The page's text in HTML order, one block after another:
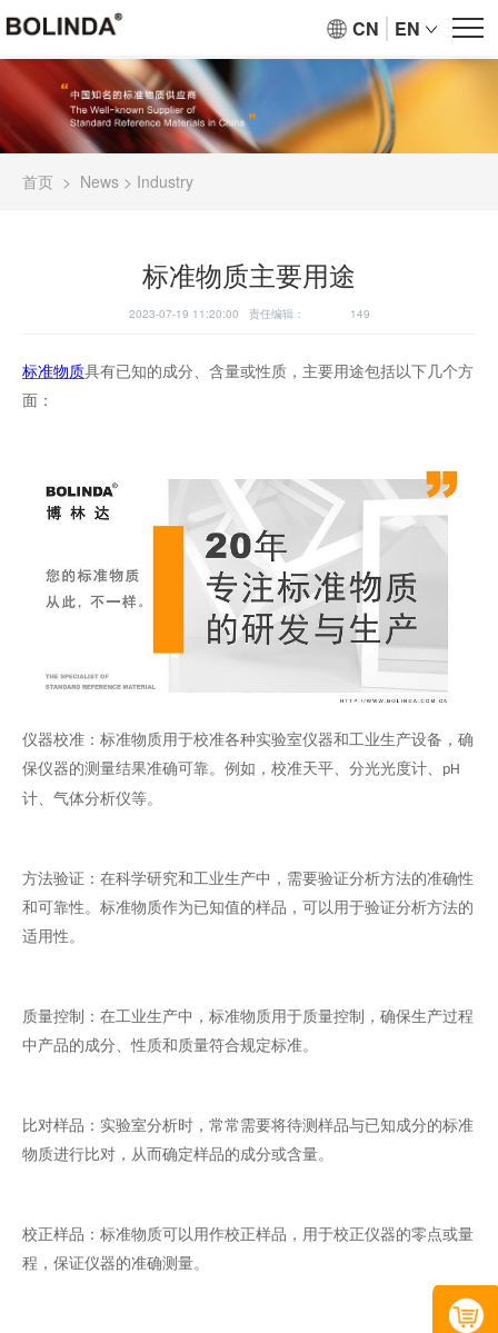
CN EN
首页 > News > Industry
标准物质主要用途
2023-07-19 11:20:00 责任编辑： 149
标准物质具有已知的成分、含量或性质，主要用途包括以下几个方
面：
仪器校准：标准物质用于校准各种实验室仪器和工业生产设备，确
保仪器的测量结果准确可靠。例如，校准天平、分光光度计、 pH
计、气体分析仪等。
方法验证：在科学研究和工业生产中，需要验证分析方法的准确性
和可靠性。标准物质作为已知值的样品，可以用于验证分析方法的
适用性。
质量控制：在工业生产中，标准物质用于质量控制，确保生产过程
中产品的成分、性质和质量符合规定标准。
比对样品：实验室分析时，常常需要将待测样品与已知成分的标准
物质进行比对，从而确定样品的成分或含量。
校正样品：标准物质可以用作校正样品，用于校正仪器的零点或量
程，保证仪器的准确测量。